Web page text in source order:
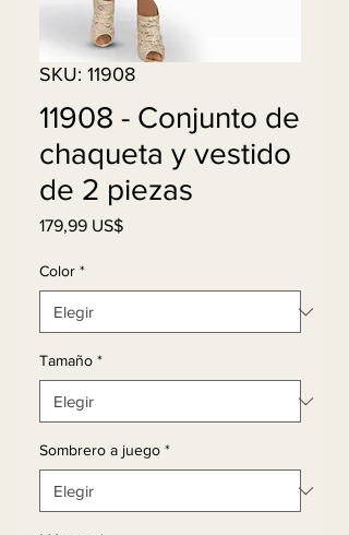
SKU: 11908
11908 - Conjunto de
chaqueta y vestido
de 2 piezas
179,99 US$Precio
Color *
Tamaño *
Sombrero a juego *